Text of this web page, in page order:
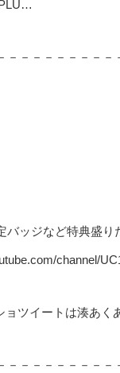
－－－－－－－－
バッジなど特典盛り
channel/
ョツイートは湊あく
－－－－－－－－